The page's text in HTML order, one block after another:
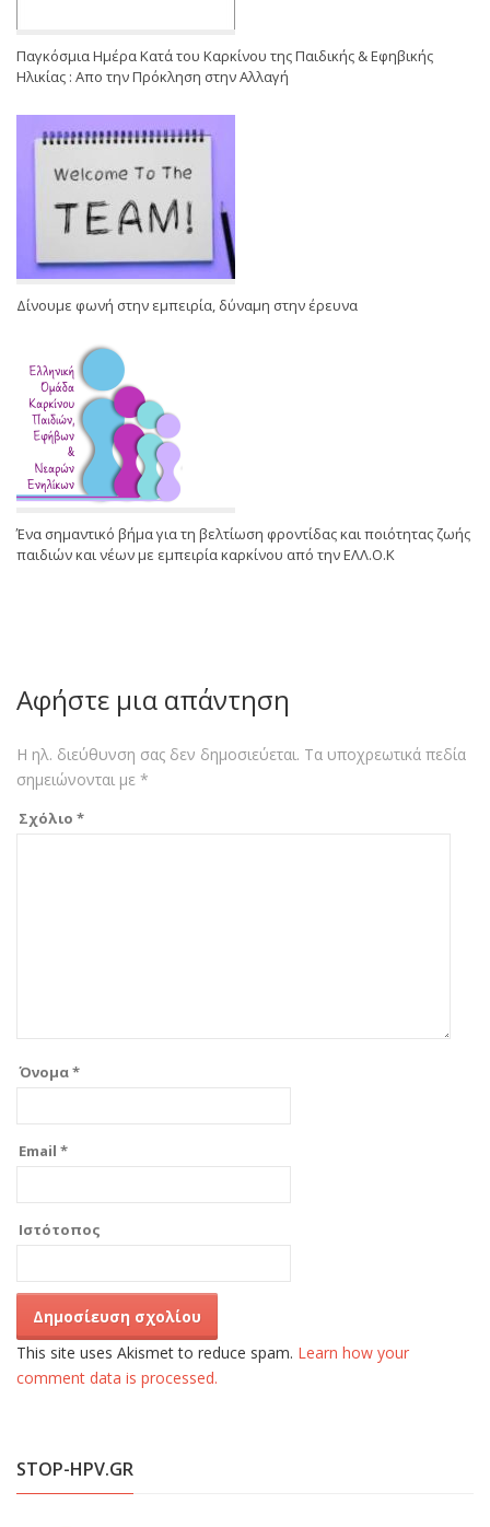
Παγκόσμια Ημέρα Κατά του Καρκίνου της Παιδικής & Εφηβικής
Ηλικίας : Απο την Πρόκληση στην Αλλαγή
Δίνουμε φωνή στην εμπειρία, δύναμη στην έρευνα
Ένα σημαντικό βήμα για τη βελτίωση φροντίδας και ποιότητας ζωής
παιδιών και νέων με εμπειρία καρκίνου από την ΕΛΛ.Ο.Κ
Αφήστε μια απάντηση
Η ηλ. διεύθυνση σας δεν δημοσιεύεται. Τα υποχρεωτικά πεδία
σημειώνονται με *
Σχόλιο *
Όνομα*
Email *
Ιστότοπος
This site uses Akismet to reduce spam. Learn how your
comment data is processed.
STOP-HPV.GR